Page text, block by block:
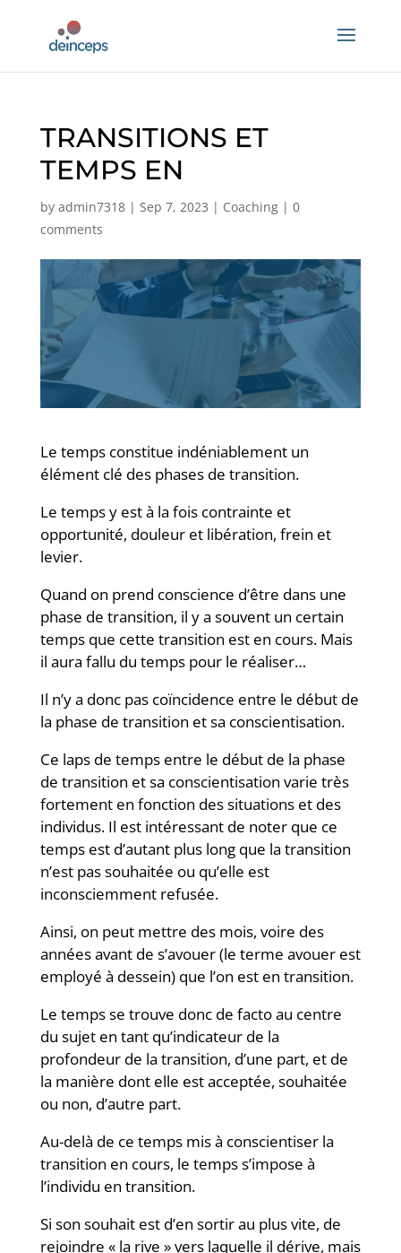
TRANSITIONS ET
TEMPS EN
by admin7318| Sep 7, 2023 | Coaching| 0
comments
Le temps constitue indéniablement un
élément clé des phases de transition.
Le temps y est à la fois contrainte et
opportunité, douleur et libération, frein et
levier.
Quand on prend conscience d’être dans une
phase de transition, il y a souvent un certain
temps que cette transition est en cours. Mais
il aura fallu du temps pour le réaliser…
Il n’y a donc pas coïncidence entre le début de
la phase de transition et sa conscientisation.
Ce laps de temps entre le début de la phase
de transition et sa conscientisation varie très
fortement en fonction des situations et des
individus. Il est intéressant de noter que ce
temps est d’autant plus long que la transition
n’est pas souhaitée ou qu’elle est
inconsciemment refusée.
Ainsi, on peut mettre des mois, voire des
années avant de s’avouer (le terme avouer est
employé à dessein) que l’on est en transition.
Le temps se trouve donc de facto au centre
du sujet en tant qu’indicateur de la
profondeur de la transition, d’une part, et de
la manière dont elle est acceptée, souhaitée
ou non, d’autre part.
Au-delà de ce temps mis à conscientiser la
transition en cours, le temps s’impose à
l’individu en transition.
Si son souhait est d’en sortir au plus vite, de
rejoindre « la rive » vers laquelle il dérive, mais